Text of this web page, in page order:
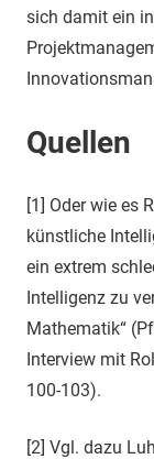
sich damit ein
Quellen
[1] Oder wie es
künstliche
ein extrem
Intelligenz zu
Mathematik“
Interview mit
100-103).
[2] Vgl. dazu